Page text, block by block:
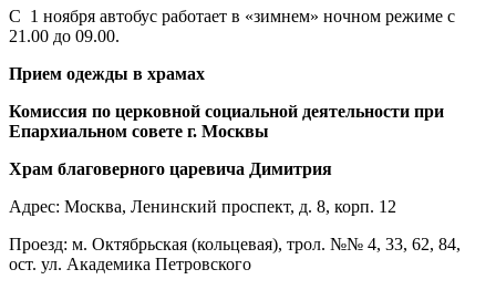
С 1 ноября автобус работает в «зимнем» ночном режиме с
21.00 до 09.00.
Прием одежды в храмах
Комиссия по церковной социальной деятельности при
Епархиальном совете г. Москвы
Храм благоверного царевича Димитрия
Адрес: Москва, Ленинский проспект, д. 8, корп. 12
Проезд: м. Октябрьская (кольцевая), трол. №№ 4, 33, 62, 84,
ост. ул. Академика Петровского